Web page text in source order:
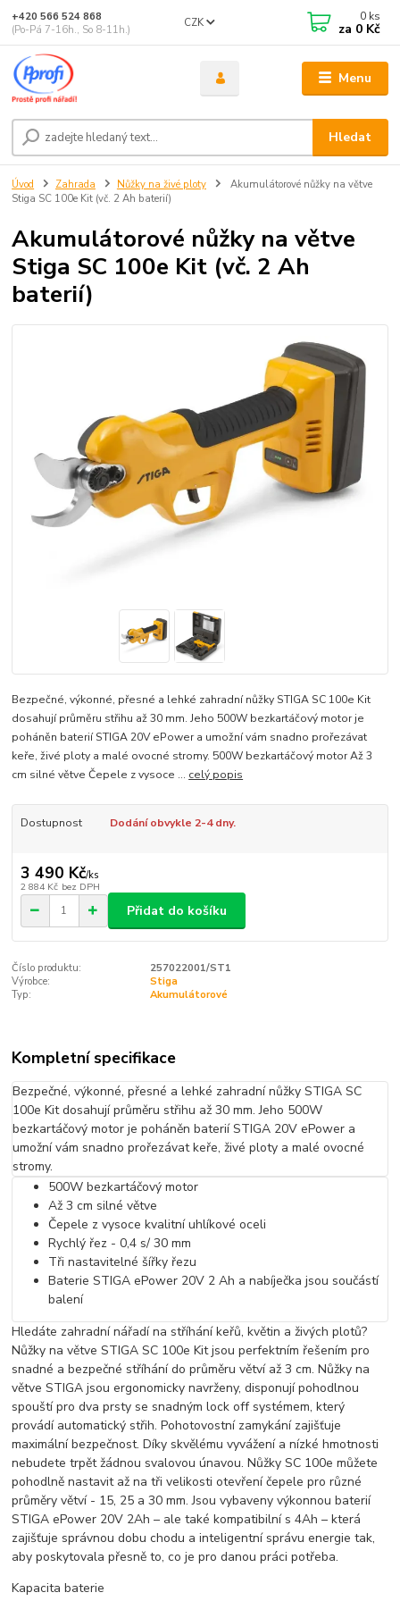
Menu
CZK
Hledat
+420 566 524 868
(Po-Pá 7-16h., So 8-11h.)
0 ks
za 0 Kč
Úvod Zahrada Nůžky na živé ploty
Akumulátorové nůžky na větve
Stiga SC 100e Kit (vč. 2 Ah baterií)
Akumulátorové nůžky na větve
Stiga SC 100e Kit (vč. 2 Ah
baterií)
Bezpečné, výkonné, přesné a lehké zahradní nůžky STIGA SC 100e Kit
dosahují průměru střihu až 30 mm. Jeho 500W bezkartáčový motor je
poháněn baterií STIGA 20V ePower a umožní vám snadno prořezávat
keře, živé ploty a malé ovocné stromy. 500W bezkartáčový motor Až 3
cm silné větve Čepele z vysoce ... celý popis
Dostupnost Dodání obvykle 2-4 dny.
3 490 Kč/ks
2 884 Kč bez DPH
Přidat do košíku
Číslo produktu:
257022001/ST1
Výrobce:
Stiga
Typ:
Akumulátorové
Kompletní specifikace
Bezpečné, výkonné, přesné a lehké zahradní nůžky STIGA SC
100e Kit dosahují průměru střihu až 30 mm. Jeho 500W
bezkartáčový motor je poháněn baterií STIGA 20V ePower a
umožní vám snadno prořezávat keře, živé ploty a malé ovocné
stromy.
500W bezkartáčový motor
Až 3 cm silné větve
Čepele z vysoce kvalitní uhlíkové oceli
Rychlý řez - 0,4 s/ 30 mm
Tři nastavitelné šířky řezu
Baterie STIGA ePower 20V 2 Ah a nabíječka jsou součástí
balení
Hledáte zahradní nářadí na stříhání keřů, květin a živých plotů?
Nůžky na větve STIGA SC 100e Kit jsou perfektním řešením pro
snadné a bezpečné stříhání do průměru větví až 3 cm. Nůžky na
větve STIGA jsou ergonomicky navrženy, disponují pohodlnou
spouští pro dva prsty se snadným lock off systémem, který
provádí automatický střih. Pohotovostní zamykání zajišťuje
maximální bezpečnost. Díky skvělému vyvážení a nízké hmotnosti
nebudete trpět žádnou svalovou únavou. Nůžky SC 100e můžete
pohodlně nastavit až na tři velikosti otevření čepele pro různé
průměry větví - 15, 25 a 30 mm. Jsou vybaveny výkonnou baterií
STIGA ePower 20V 2Ah – ale také kompatibilní s 4Ah – která
zajišťuje správnou dobu chodu a inteligentní správu energie tak,
aby poskytovala přesně to, co je pro danou práci potřeba.
Kapacita baterie